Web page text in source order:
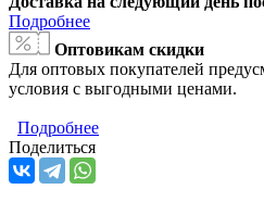
Подробнее
Оптовикам скидки
Для оптовых покупателей
условия с выгодными ценами.
Подробнее
Поделиться